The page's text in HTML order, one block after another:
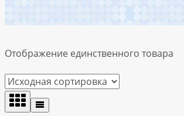
Отображение единственного товара